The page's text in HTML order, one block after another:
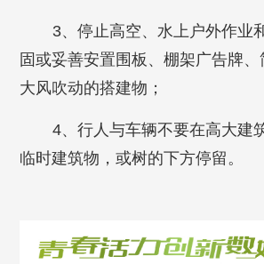
3、停止高空、水上户外作业
固或妥善安置围板、棚架广告牌
大风吹动的搭建物；
4、行人与车辆不要在高大建
临时建筑物，或树的下方停留。